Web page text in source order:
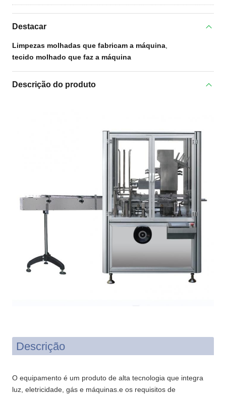
Destacar
Limpezas molhadas que fabricam a máquina
tecido molhado que faz a máquina
Descrição do produto
Descrição
O equipamento é um produto de alta tecnologia que integra
luz, eletricidade, gás e máquinas.e os requisitos de